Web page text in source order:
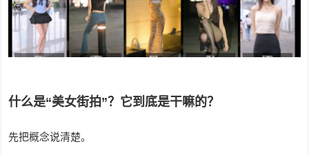
什么是“美女街拍”？它到底是干嘛的？
先把概念说清楚。